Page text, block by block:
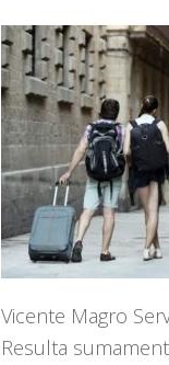
Vicente Magro
Resulta